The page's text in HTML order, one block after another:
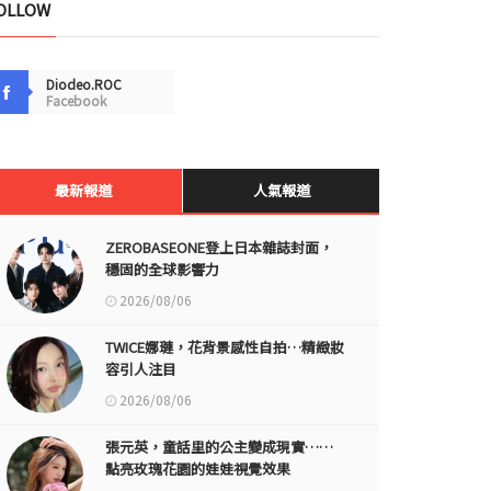
Diodeo.ROC
Facebook
最新報道 人氣報道
ZEROBASEONE登上日本雜誌封面，
穩固的全球影響力
2026/08/06
TWICE娜璉，花背景感性自拍…精緻妝
容引人注目
2026/08/06
張元英，童話里的公主變成現實……
點亮玫瑰花園的娃娃視覺效果